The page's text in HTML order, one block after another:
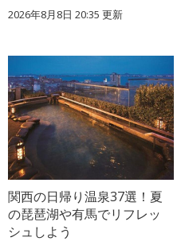
2026年8月8日 20:35 更新
関西の日帰り温泉37選！夏
の琵琶湖や有馬でリフレッ
シュしよう